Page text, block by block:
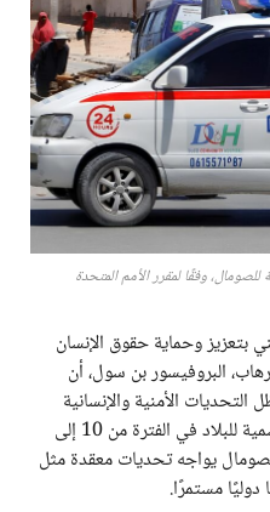
وفقًا لمقرر الأمم المتحدة
بتعزيز وحماية حقوق الإنسان
البروفيسور بن سول، أن
الأمنية والإنسانية
المتزايدة. جاء ذلك خلال زيارته الرسمية للبلاد في الفترة من 10 إلى
أن الصومال يواجه تحديات معقدة مثل
مستمرًا.